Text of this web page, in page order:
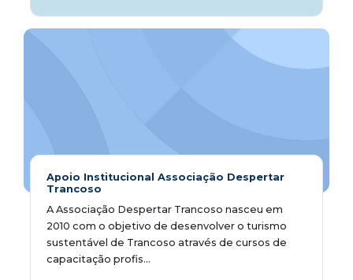
Apoio Institucional Associação Despertar
Trancoso
A Associação Despertar Trancoso nasceu em
2010 com o objetivo de desenvolver o turismo
sustentável de Trancoso através de cursos de
capacitação profis...